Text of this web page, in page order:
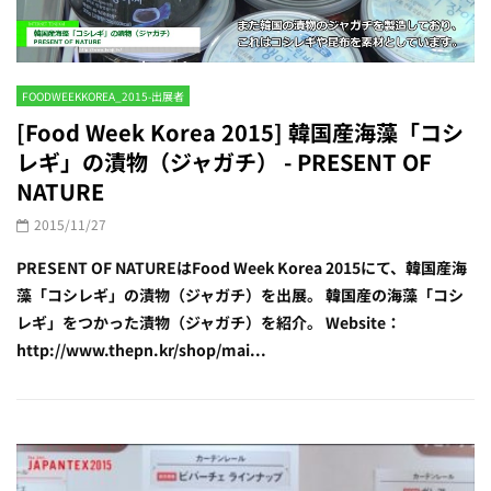
FOODWEEKKOREA_2015-出展者
[Food Week Korea 2015] 韓国産海藻「コシ
レギ」の漬物（ジャガチ） - PRESENT OF
NATURE
2015/11/27
PRESENT OF NATUREはFood Week Korea 2015にて、韓国産海
藻「コシレギ」の漬物（ジャガチ）を出展。 韓国産の海藻「コシ
レギ」をつかった漬物（ジャガチ）を紹介。 Website：
http://www.thepn.kr/shop/mai...